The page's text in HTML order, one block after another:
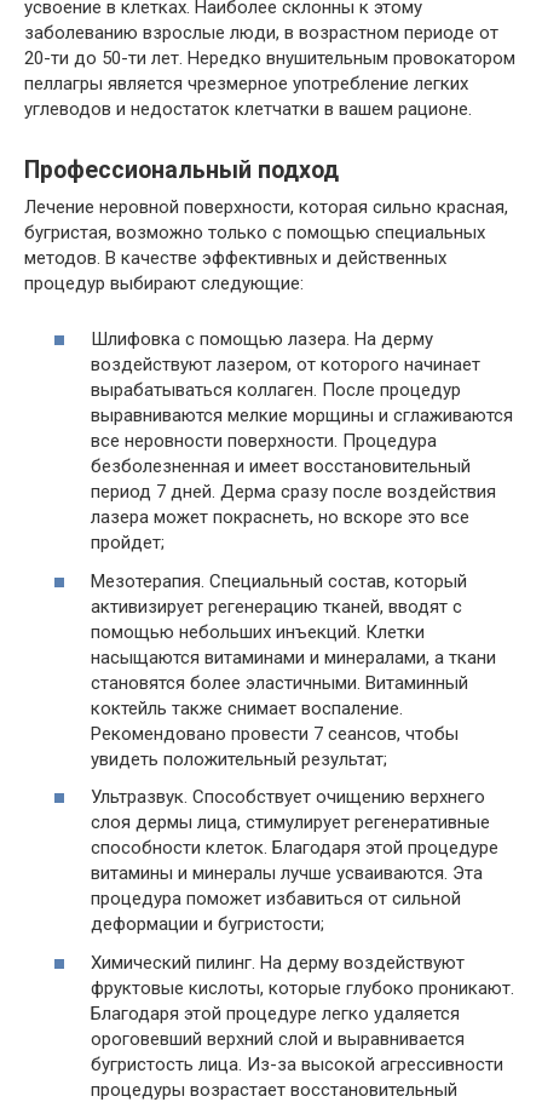
усвоение в клетках. Наиболее склонны к этому
заболеванию взрослые люди, в возрастном периоде от
20-ти до 50-ти лет. Нередко внушительным провокатором
пеллагры является чрезмерное употребление легких
углеводов и недостаток клетчатки в вашем рационе.
Профессиональный подход
Лечение неровной поверхности, которая сильно красная,
бугристая, возможно только с помощью специальных
методов. В качестве эффективных и действенных
процедур выбирают следующие:
Шлифовка с помощью лазера. На дерму
воздействуют лазером, от которого начинает
вырабатываться коллаген. После процедур
выравниваются мелкие морщины и сглаживаются
все неровности поверхности. Процедура
безболезненная и имеет восстановительный
период 7 дней. Дерма сразу после воздействия
лазера может покраснеть, но вскоре это все
пройдет;
Мезотерапия. Специальный состав, который
активизирует регенерацию тканей, вводят с
помощью небольших инъекций. Клетки
насыщаются витаминами и минералами, а ткани
становятся более эластичными. Витаминный
коктейль также снимает воспаление.
Рекомендовано провести 7 сеансов, чтобы
увидеть положительный результат;
Ультразвук. Способствует очищению верхнего
слоя дермы лица, стимулирует регенеративные
способности клеток. Благодаря этой процедуре
витамины и минералы лучше усваиваются. Эта
процедура поможет избавиться от сильной
деформации и бугристости;
Химический пилинг. На дерму воздействуют
фруктовые кислоты, которые глубоко проникают.
Благодаря этой процедуре легко удаляется
ороговевший верхний слой и выравнивается
бугристость лица. Из-за высокой агрессивности
процедуры возрастает восстановительный